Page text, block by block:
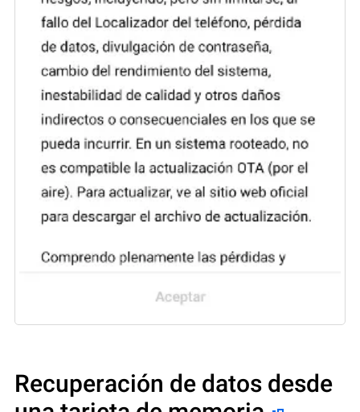
Recuperación de datos desde